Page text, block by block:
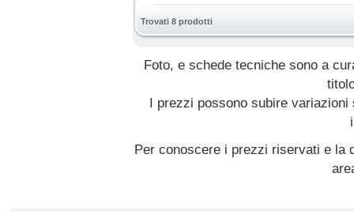
Trovati 8 prodotti
Foto, e schede tecniche sono a
I prezzi possono subire
Per conoscere i prezzi riservati e la